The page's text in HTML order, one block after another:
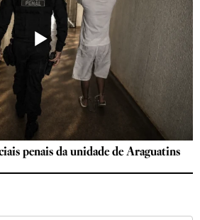
penais da unidade de Araguatins